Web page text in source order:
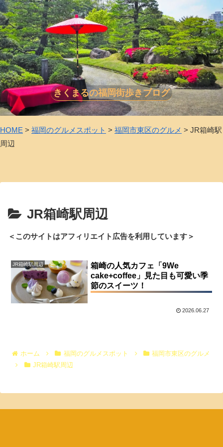
きくまるの福岡街歩きブログ
HOME > 福岡のグルメスポット > 福岡市東区のグルメ > JR箱崎駅
周辺
JR箱崎駅周辺
＜このサイトはアフィリエイト広告を利用しています＞
JR箱崎駅周辺
箱崎の人気カフェ「9We
cake+coffee」見た目も可愛い季
節のスイーツ！
2026.06.27
ホーム 福岡のグルメスポット
福岡市東区のグルメ
JR箱崎駅周辺